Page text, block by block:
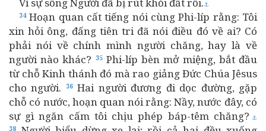
⚓
34Hoạn quan cất tiếng nói cùng Phi-líp rằng: Tôi
xin hỏi ông, đấng tiên tri đã nói điều đó về ai? Có
phải nói về chính mình người chăng, hay là về
người nào khác?
35Phi-líp bèn mở miệng, bắt đầu
từ chỗ Kinh thánh đó mà rao giảng Đức Chúa Jêsus
cho người.
36Hai người đương đi dọc đường, gặp
chỗ có nước, hoạn quan nói rằng: Nầy, nước đây, có
sự gì ngăn cấm tôi chịu phép báp-têm chăng? ⚓
38